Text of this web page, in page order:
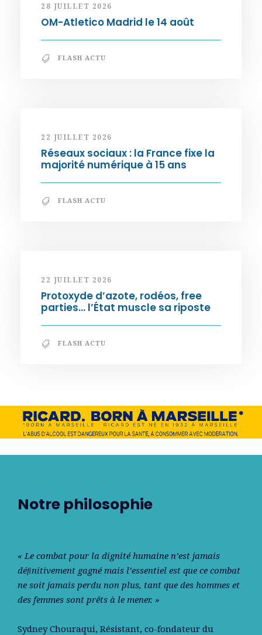
28 JUILLET 2026
OM-Atletico Madrid le 14 août
FLASH ACTU
22 JUILLET 2026
Réseaux sociaux : la France fixe la
majorité numérique à 15 ans
FLASH ACTU
22 JUILLET 2026
Protoxyde d’azote, rodéos, free
parties… l’État muscle sa riposte
FLASH ACTU
Notre philosophie
« Le combat pour la dignité humaine n’est jamais
déﬁnitivement gagné mais l’essentiel est que ce combat
ne soit jamais perdu non plus, tant que des hommes et
des femmes sont prêts à le mener. »
Sydney Chouraqui, Résistant, co-fondateur du